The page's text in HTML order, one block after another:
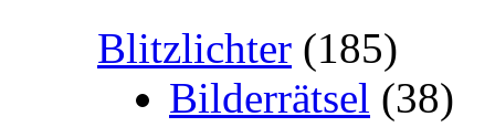
Blitzlichter (185)
Bilderrätsel (38)